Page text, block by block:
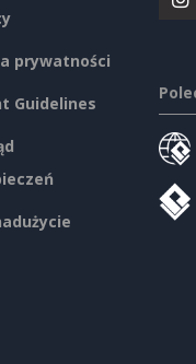
prywatności
Guidelines